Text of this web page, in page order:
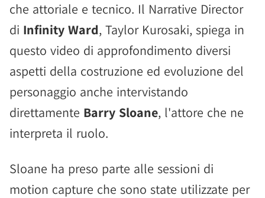
che attoriale e tecnico. Il Narrative Director
di Infinity Ward, Taylor Kurosaki, spiega in
questo video di approfondimento diversi
aspetti della costruzione ed evoluzione del
personaggio anche intervistando
direttamente Barry Sloane, l'attore che ne
interpreta il ruolo.
Sloane ha preso parte alle sessioni di
motion capture che sono state utilizzate per